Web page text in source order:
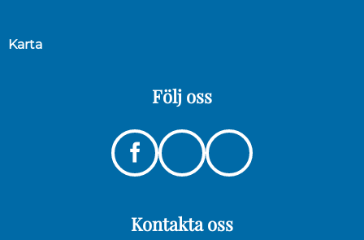
Karta
Följ oss
Instagram
Linkedin
Kontakta oss